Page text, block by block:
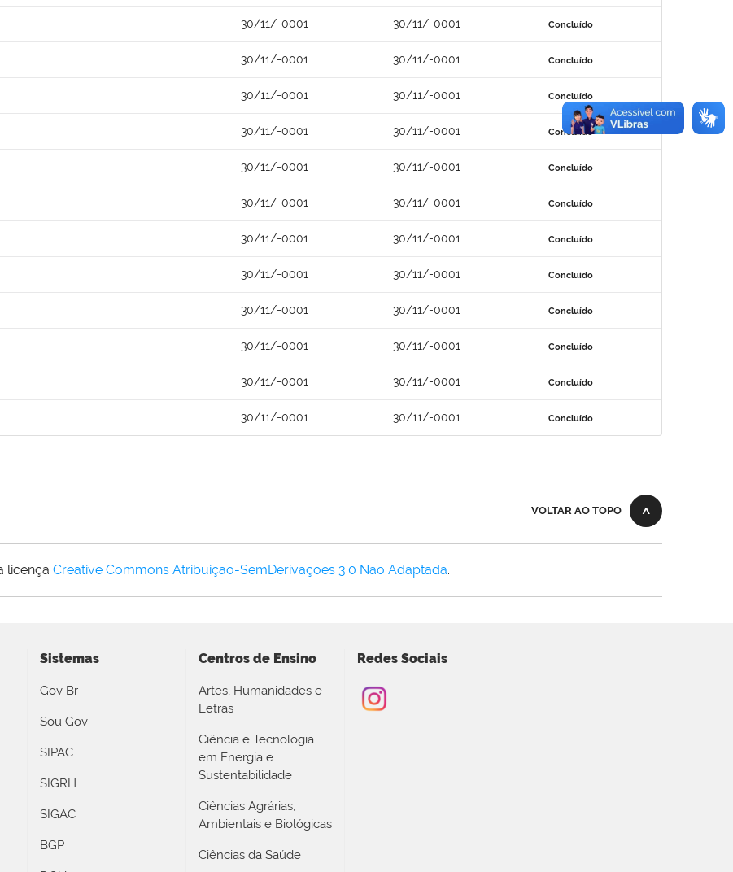
30/11/-0001 30/11/-0001 Concluído
30/11/-0001 30/11/-0001 Concluído
30/11/-0001 30/11/-0001 Concluído
30/11/-0001 30/11/-0001 Concluído
30/11/-0001 30/11/-0001 Concluído
30/11/-0001 30/11/-0001 Concluído
30/11/-0001 30/11/-0001 Concluído
30/11/-0001 30/11/-0001 Concluído
30/11/-0001 30/11/-0001 Concluído
30/11/-0001 30/11/-0001 Concluído
30/11/-0001 30/11/-0001 Concluído
30/11/-0001 30/11/-0001 Concluído
VOLTAR AO TOPO
licença Creative Commons Atribuição-SemDerivações 3.0 Não Adaptada.
Sistemas
Gov Br
Sou Gov
SIPAC
SIGRH
SIGAC
BGP
Centros de Ensino
Artes, Humanidades e
Letras
Ciência e Tecnologia
em Energia e
Sustentabilidade
Ciências Agrárias,
Ambientais e Biológicas
Ciências da Saúde
Redes Sociais